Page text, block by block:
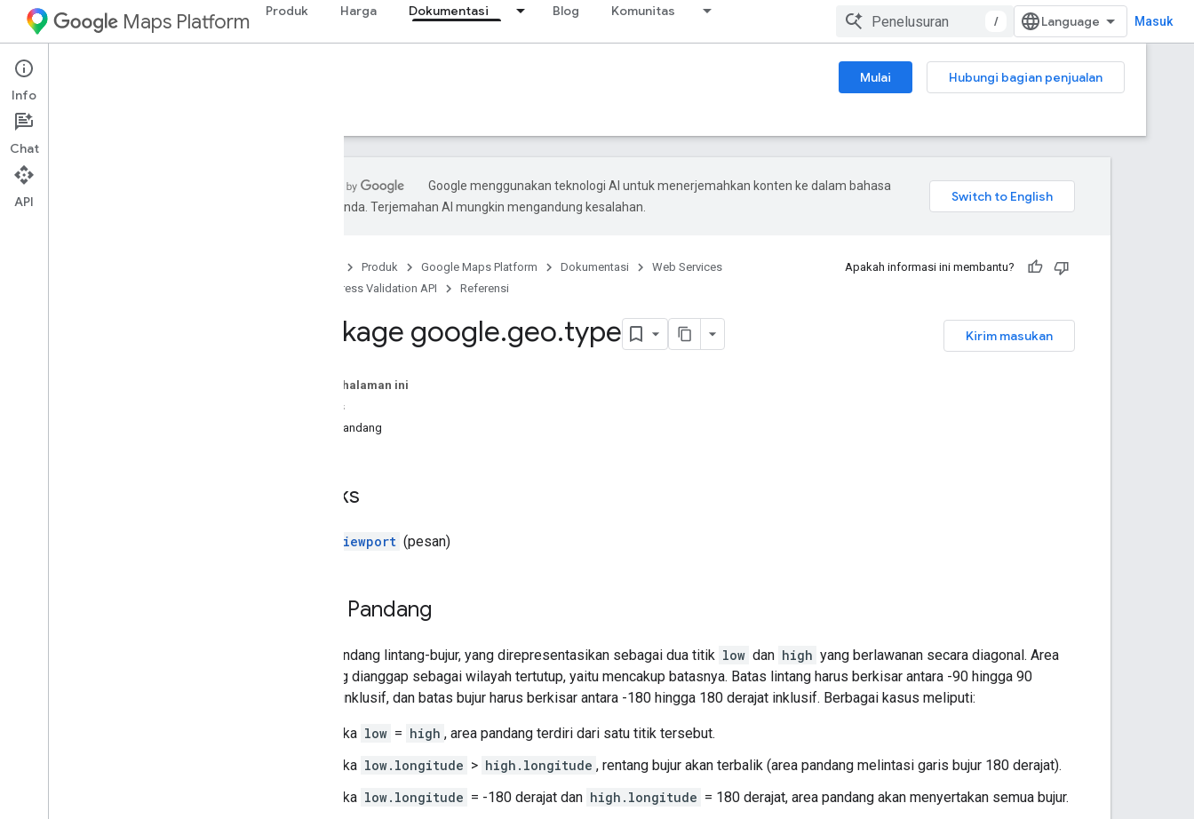
Maps Platform Produk Harga Dokumentasi Blog Komunitas
/ Masuk
Web Services Mulai
Hubungi bagian penjualan
Panduan
Google menggunakan teknologi AI untuk menerjemahkan konten ke dalam bahasa
pilihan Anda. Terjemahan AI mungkin mengandung kesalahan.
Produk Google Maps Platform Dokumentasi
Web Services
Address Validation API
Referensi
Apakah informasi ini membantu?
Kirim masukan
Package google.geo.type
Pada halaman ini
Indeks
Area Pandang
Indeks
Viewport (pesan)
Area Pandang
Area pandang lintang-bujur, yang direpresentasikan sebagai dua titik low dan high yang berlawanan secara diagonal. Area
pandang dianggap sebagai wilayah tertutup, yaitu mencakup batasnya. Batas lintang harus berkisar antara -90 hingga 90
derajat inklusif, dan batas bujur harus berkisar antara -180 hingga 180 derajat inklusif. Berbagai kasus meliputi:
Jika low = high , area pandang terdiri dari satu titik tersebut.
Jika low.longitude > high.longitude , rentang bujur akan terbalik (area pandang melintasi garis bujur 180 derajat).
Jika low.longitude = -180 derajat dan high.longitude = 180 derajat, area pandang akan menyertakan semua bujur.
Info
Chat
API